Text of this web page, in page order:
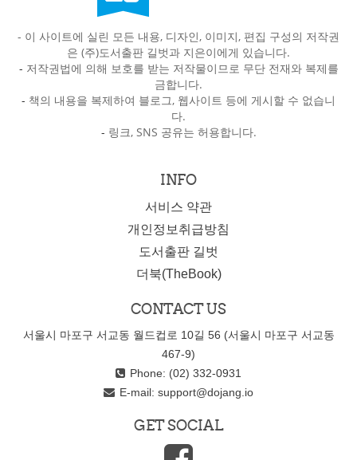
- 이 사이트에 실린 모든 내용, 디자인, 이미지, 편집 구성의 저작권
은 (주)도서출판 길벗과 지은이에게 있습니다.
- 저작권법에 의해 보호를 받는 저작물이므로 무단 전재와 복제를
금합니다.
- 책의 내용을 복제하여 블로그, 웹사이트 등에 게시할 수 없습니
다.
- 링크, SNS 공유는 허용합니다.
INFO
서비스 약관
개인정보취급방침
도서출판 길벗
더북(TheBook)
CONTACT US
서울시 마포구 서교동 월드컵로 10길 56 (서울시 마포구 서교동
467-9)
Phone: (02) 332-0931
E-mail: support@dojang.io
GET SOCIAL